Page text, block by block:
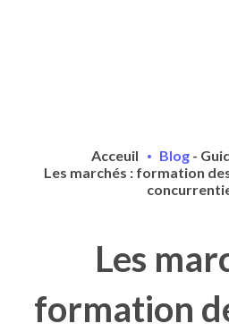
Acceuil Blog -
Les marchés : formation
Les
formation